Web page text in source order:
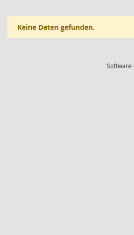
Keine Daten gefunden.
Software: